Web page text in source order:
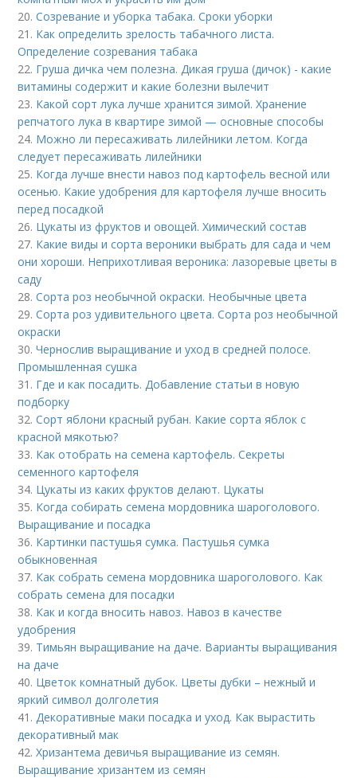
20.Созревание и уборка табака. Сроки уборки
21. Как определить зрелость табачного листа.
Определение созревания табака
22. Груша дичка чем полезна. Дикая груша (дичок) - какие
витамины содержит и какие болезни вылечит
23. Какой сорт лука лучше хранится зимой. Хранение
репчатого лука в квартире зимой — основные способы
24. Можно ли пересаживать лилейники летом. Когда
следует пересаживать лилейники
25. Когда лучше внести навоз под картофель весной или
осенью. Какие удобрения для картофеля лучше вносить
перед посадкой
26. Цукаты из фруктов и овощей. Химический состав
27. Какие виды и сорта вероники выбрать для сада и чем
они хороши. Неприхотливая вероника: лазоревые цветы в
саду
28.Сорта роз необычной окраски. Необычные цвета
29.Сорта роз удивительного цвета. Сорта роз необычной
окраски
30.Чернослив выращивание и уход в средней полосе.
Промышленная сушка
31. Где и как посадить. Добавление статьи в новую
подборку
32.Сорт яблони красный рубан. Какие сорта яблок с
красной мякотью?
33. Как отобрать на семена картофель. Секреты
семенного картофеля
34. Цукаты из каких фруктов делают. Цукаты
35. Когда собирать семена мордовника шароголового.
Выращивание и посадка
36. Картинки пастушья сумка. Пастушья сумка
обыкновенная
37. Как собрать семена мордовника шароголового. Как
собрать семена для посадки
38. Как и когда вносить навоз. Навоз в качестве
удобрения
39. Тимьян выращивание на даче. Варианты выращивания
на даче
40. Цветок комнатный дубок. Цветы дубки – нежный и
яркий символ долголетия
41. Декоративные маки посадка и уход. Как вырастить
декоративный мак
42.Хризантема девичья выращивание из семян.
Выращивание хризантем из семян